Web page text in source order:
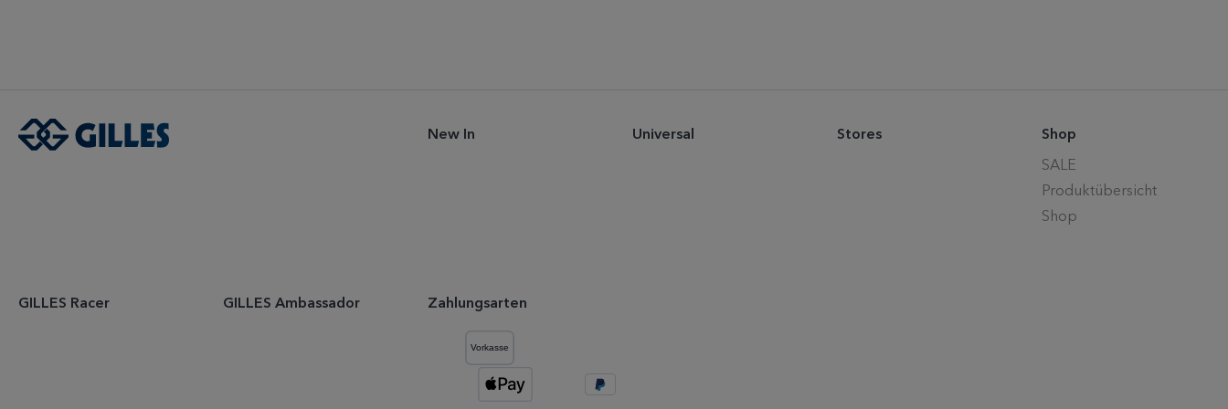
New In Universal Stores Shop
SALE
Produktübersicht
Shop
GILLES Racer GILLES Ambassador Zahlungsarten